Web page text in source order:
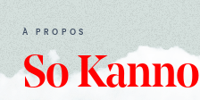
À PROPOS
So Kanno